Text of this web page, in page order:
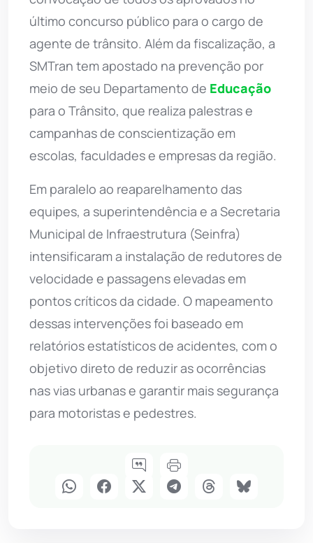
último concurso público para o cargo de
agente de trânsito. Além da fiscalização, a
SMTran tem apostado na prevenção por
meio de seu Departamento de Educação
para o Trânsito, que realiza palestras e
campanhas de conscientização em
escolas, faculdades e empresas da região.
Em paralelo ao reaparelhamento das
equipes, a superintendência e a Secretaria
Municipal de Infraestrutura (Seinfra)
intensificaram a instalação de redutores de
velocidade e passagens elevadas em
pontos críticos da cidade. O mapeamento
dessas intervenções foi baseado em
relatórios estatísticos de acidentes, com o
objetivo direto de reduzir as ocorrências
nas vias urbanas e garantir mais segurança
para motoristas e pedestres.